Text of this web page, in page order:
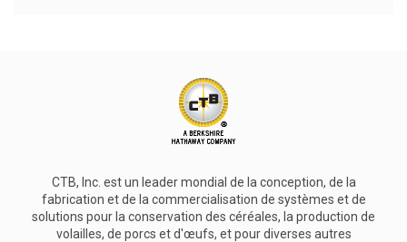
CTB, Inc. est un leader mondial de la conception, de la
fabrication et de la commercialisation de systèmes et de
solutions pour la conservation des céréales, la production de
volailles, de porcs et d'œufs, et pour diverses autres